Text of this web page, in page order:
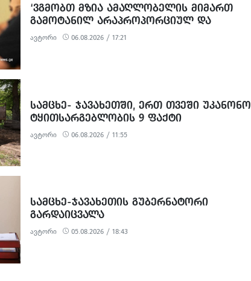
‘ᲕᲒᲛᲝᲑᲗ ᲛᲖᲘᲐ ᲐᲛᲐᲦᲚᲝᲑᲔᲚᲘᲡ ᲛᲘᲛᲐᲠᲗ
ᲒᲐᲛᲝᲢᲐᲜᲘᲚ ᲐᲠᲐᲞᲠᲝᲞᲝᲠᲪᲘᲣᲚ ᲓᲐ
ᲞᲝᲚᲘᲢᲘᲖᲔᲑᲣᲚ ᲒᲐᲜᲐᲩᲔᲜᲡ’ -
ᲔᲕᲠᲝᲙᲐᲕᲨᲘᲠᲘᲡ ᲡᲐᲔᲚᲩᲝ
ავტორი 06.08.2026 / 17:21
ᲡᲐᲛᲪᲮᲔ- ᲯᲐᲕᲐᲮᲔᲗᲨᲘ, ᲔᲠᲗ ᲗᲕᲔᲨᲘ ᲣᲙᲐᲜᲝᲜᲝ
ᲢᲧᲘᲗᲡᲐᲠᲒᲔᲑᲚᲝᲑᲘᲡ 9 ᲤᲐᲥᲢᲘ
ᲒᲐᲛᲝᲕᲚᲘᲜᲓᲐ
ავტორი 06.08.2026 / 11:55
ᲡᲐᲛᲪᲮᲔ-ᲯᲐᲕᲐᲮᲔᲗᲘᲡ ᲒᲣᲑᲔᲠᲜᲐᲢᲝᲠᲘ
ᲒᲐᲠᲓᲐᲘᲪᲕᲐᲚᲐ
ავტორი 05.08.2026 / 18:43